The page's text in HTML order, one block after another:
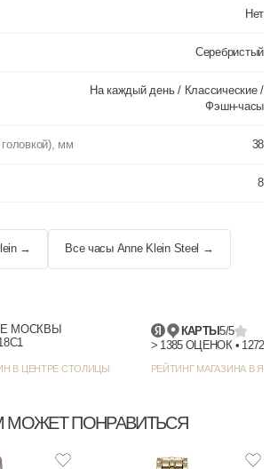
Нет
Серебристый
На каждый день / Классические /
Фэшн-часы
мм 38
8
→ Все часы Anne Klein Steel →
МОСКВЫ
В ЦЕНТРЕ СТОЛИЦЫ
КАРТЫ5/5
РЕЙТИНГ МАГАЗИНА В
МОЖЕТ ПОНРАВИТЬСЯ